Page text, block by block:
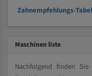
Zahnempfehlungs-
Maschinen liste
Nachfolgend finden